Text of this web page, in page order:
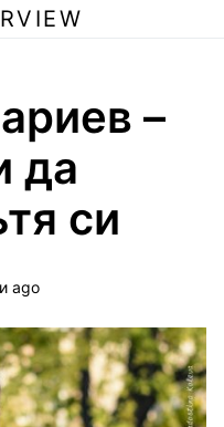
–
да
си
ago